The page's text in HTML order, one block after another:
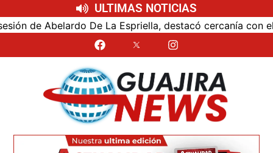
ULTIMAS NOTICIAS
De La Espriella, destacó cercanía con el